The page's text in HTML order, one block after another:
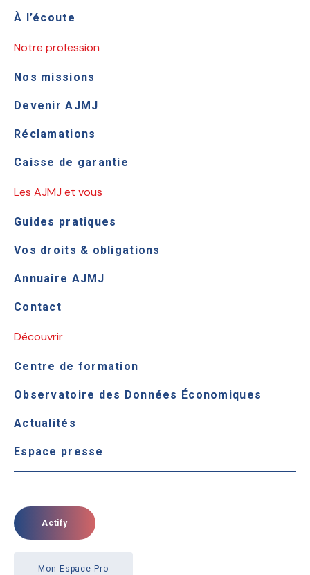
À l’écoute
Notre profession
Nos missions
Devenir AJMJ
Réclamations
Caisse de garantie
Les AJMJ et vous
Guides pratiques
Vos droits & obligations
Annuaire AJMJ
Contact
Découvrir
Centre de formation
Observatoire des Données Économiques
Actualités
Espace presse
Actify
Mon Espace Pro